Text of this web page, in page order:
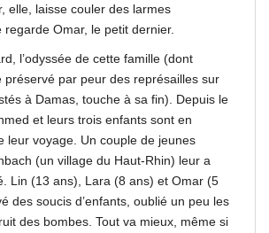
elle, laisse couler des larmes
regarde Omar, le petit dernier.
l’odyssée de cette famille (dont
préservé par peur des représailles sur
à Damas, touche à sa fin). Depuis le
et leurs trois enfants sont en
leur voyage. Un couple de jeunes
(un village du Haut-Rhin) leur a
Lin (13 ans), Lara (8 ans) et Omar (5
des soucis d’enfants, oublié un peu les
des bombes. Tout va mieux, même si